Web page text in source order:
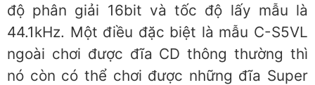
độ phân giải 16bit và tốc độ lấy mẫu là
44.1kHz. Một điều đặc biệt là mẫu C-S5VL
ngoài chơi được đĩa CD thông thường thì
nó còn có thể chơi được những đĩa Super